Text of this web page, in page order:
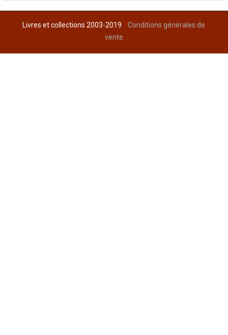
Livres et collections 2003-2019Conditions générales de
vente